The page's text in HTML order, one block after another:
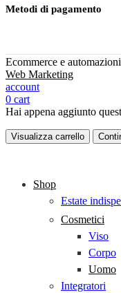
Metodi di pagamento
Ecommerce e
Web Marketing
account
0 cart
Hai appena aggiunto
Visualizza carrello
Shop
Estate
Cosmetici
Viso
Corpo
Uomo
Integratori